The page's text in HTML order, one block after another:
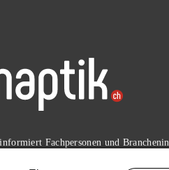
Fachpersonen und